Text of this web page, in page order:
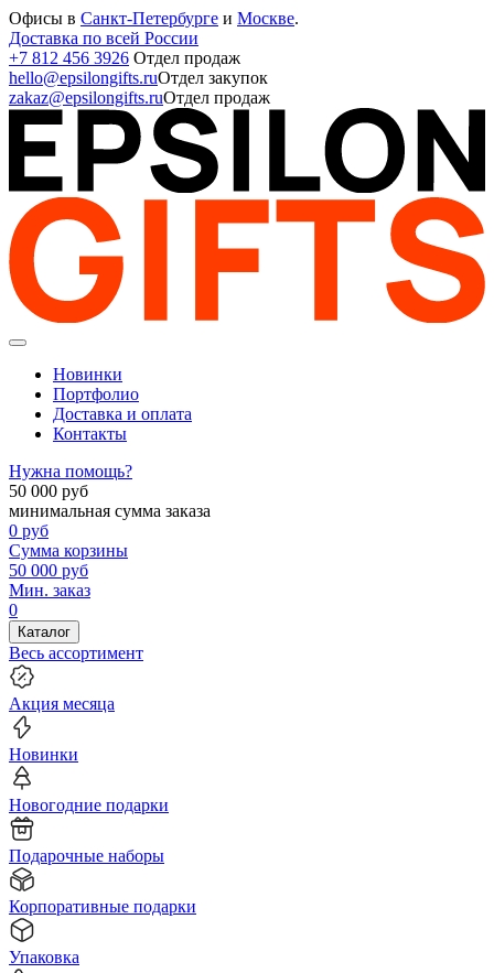
Офисы в Санкт-Петербурге и Москве.
Доставка по всей России
+7 812 456 3926 Отдел продаж
hello@epsilongifts.ruОтдел закупок
zakaz@epsilongifts.ruОтдел продаж
Новинки
Портфолио
Доставка и оплата
Контакты
Нужна помощь?
50 000 руб
минимальная сумма заказа
0 руб
Сумма корзины
50 000 руб
Мин. заказ
0
Каталог
Весь ассортимент
Акция месяца
Новинки
Новогодние подарки
Подарочные наборы
Корпоративные подарки
Упаковка